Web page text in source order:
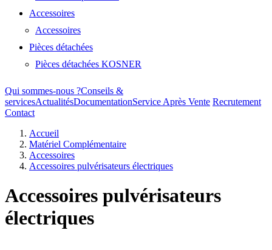
Accessoires
Accessoires
Pièces détachées
Pièces détachées KOSNER
Qui sommes-nous ?Conseils &
servicesActualitésDocumentationService Après Vente Recrutement
Contact
Accueil
Matériel Complémentaire
Accessoires
Accessoires pulvérisateurs électriques
Accessoires pulvérisateurs
électriques